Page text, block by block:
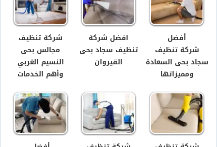
أفضل
شركة تنظيف
سجاد بحى السعادة
ومميزاتها
افضل شركة
تنظيف سجاد بحى
القيروان
شركة تنظيف
مجالس بحى
النسيم الغربي
وأهم الخدمات